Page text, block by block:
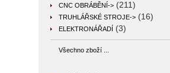
CNC OBRÁBĚNÍ-> (211)
TRUHLÁŘSKÉ STROJE-> (16)
ELEKTRONÁŘADÍ (3)
Všechno zboží ...